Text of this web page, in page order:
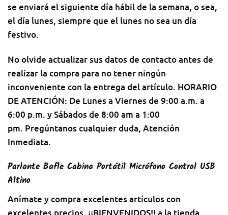
se enviará el siguiente día hábil de la semana, o sea,
el día lunes, siempre que el lunes no sea un día
festivo.
No olvide actualizar sus datos de contacto antes de
realizar la compra para no tener ningún
inconveniente con la entrega del artículo. HORARIO
DE ATENCIÓN: De Lunes a Viernes de 9:00 a.m. a
6:00 p.m. y Sábados de 8:00 am a 1:00
pm. Pregúntanos cualquier duda, Atención
Inmediata.
Parlante Bafle Cabina Portátil Micrófono Control USB
Altino
Anímate y compra excelentes artículos con